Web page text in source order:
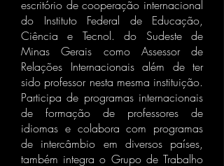
escritório de cooperação internacional
do Instituto Federal de Educação,
Ciência e Tecnol. do Sudeste de
Minas Gerais como Assessor de
Relações Internacionais além de ter
sido professor nesta mesma instituição.
Participa de programas internacionais
de formação de professores de
idiomas e colabora com programas
de intercâmbio em diversos países,
também integra o Grupo de Trabalho